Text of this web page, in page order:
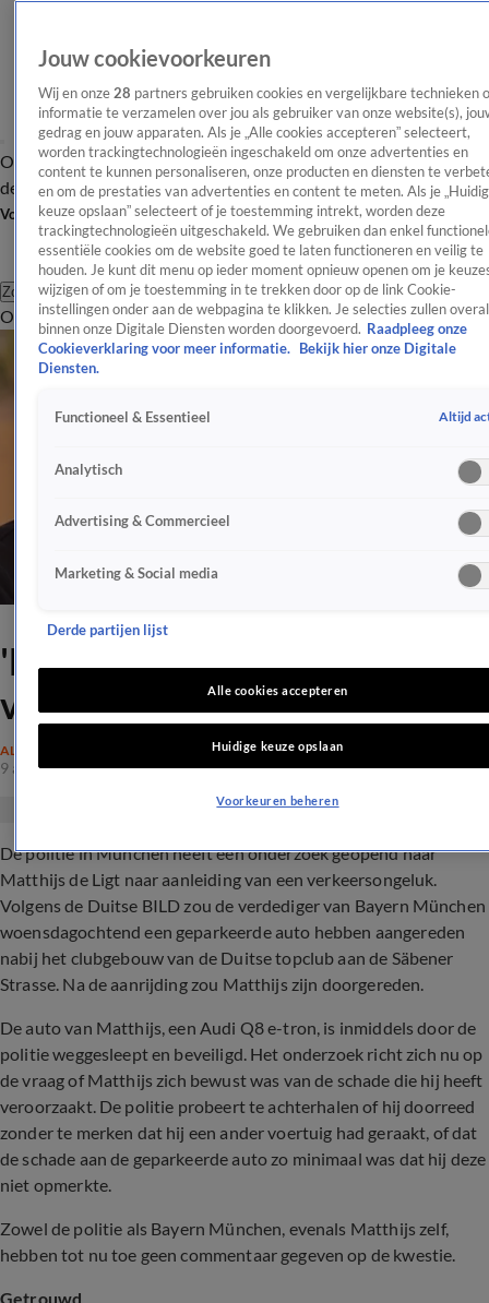
OverzichtAfleveringen Entertainment TV Algemeen
Tip
de redactieNieuwsbrief
Volg Shownieuws
Zoeken
OverzichtEntertainmentSpraakmakendRealityCrimeVideo's
'Matthijs de Ligt rijdt door na
verkeersongeluk'
ALGEMEEN
9 aug 2024, 10:10
De politie in München heeft een onderzoek geopend naar
Matthijs de Ligt naar aanleiding van een verkeersongeluk.
Volgens de Duitse BILD zou de verdediger van Bayern München
woensdagochtend een geparkeerde auto hebben aangereden
nabij het clubgebouw van de Duitse topclub aan de Säbener
Strasse. Na de aanrijding zou Matthijs zijn doorgereden.
De auto van Matthijs, een Audi Q8 e-tron, is inmiddels door de
politie weggesleept en beveiligd. Het onderzoek richt zich nu op
de vraag of Matthijs zich bewust was van de schade die hij heeft
veroorzaakt. De politie probeert te achterhalen of hij doorreed
zonder te merken dat hij een ander voertuig had geraakt, of dat
de schade aan de geparkeerde auto zo minimaal was dat hij deze
niet opmerkte.
Zowel de politie als Bayern München, evenals Matthijs zelf,
hebben tot nu toe geen commentaar gegeven op de kwestie.
Getrouwd
Jouw cookievoorkeuren
Wij en onze 28 partners gebruiken cookies en vergelijkbare technieken
informatie te verzamelen over jou als gebruiker van onze website(s),
gedrag en jouw apparaten. Als je „Alle cookies accepteren” selecteert,
worden trackingtechnologieën ingeschakeld om onze advertenties en
content te kunnen personaliseren, onze producten en diensten te
en om de prestaties van advertenties en content te meten. Als je
keuze opslaan” selecteert of je toestemming intrekt, worden deze
trackingtechnologieën uitgeschakeld. We gebruiken dan enkel
essentiële cookies om de website goed te laten functioneren en veilig te
houden. Je kunt dit menu op ieder moment opnieuw openen om je
wijzigen of om je toestemming in te trekken door op de link Cookie-
instellingen onder aan de webpagina te klikken. Je selecties zullen overal
binnen onze Digitale Diensten worden doorgevoerd. Raadpleeg onze
Cookieverklaring voor meer informatie.
Bekijk hier onze Digitale
Diensten.
Functioneel & Essentieel Altijd
Analytisch
Advertising & Commercieel
Marketing & Social media
Derde partijen lijst
Alle cookies accepteren
Huidige keuze opslaan
Voorkeuren beheren